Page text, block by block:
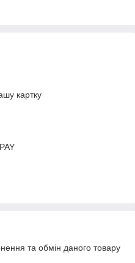
картку
та обмін даного товару